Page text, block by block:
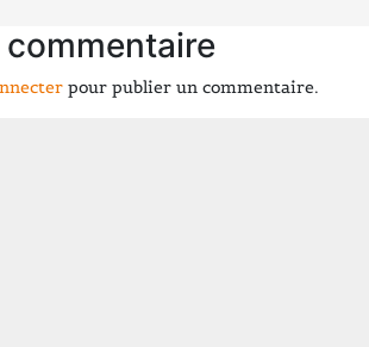
pour publier un commentaire.